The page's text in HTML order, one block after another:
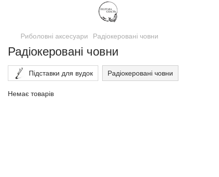
Риболовні аксесуари Радіокеровані човни
Радіокеровані човни
Підставки для вудок Радіокеровані човни
Немає товарів